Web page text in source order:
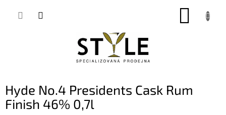
Hyde No.4 Presidents Cask Rum
Finish 46% 0,7l